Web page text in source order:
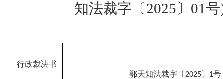
知法裁字〔2025〕 01号
行政裁决书
鄂天知法裁字〔2025〕 1号